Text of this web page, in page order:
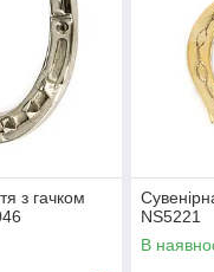
з гачком
NS5221
В